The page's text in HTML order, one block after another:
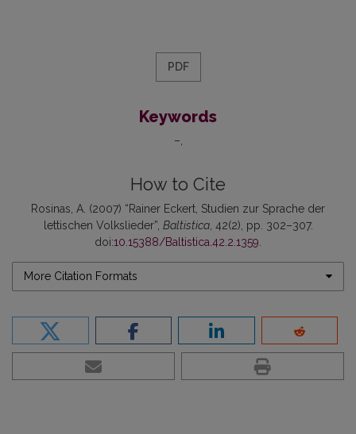
PDF
Keywords
–
How to Cite
Rosinas, A. (2007) “Rainer Eckert, Studien zur Sprache der
lettischen Volkslieder”, Baltistica, 42(2), pp. 302–307.
doi:10.15388/Baltistica.42.2.1359
More Citation Formats